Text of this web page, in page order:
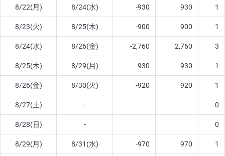
8/22(月) 8/24(水) -930 930 1
8/23(火) 8/25(木) -900 900 1
8/24(水) 8/26(金) -2,760 2,760 3
8/25(木) 8/29(月) -930 930 1
8/26(金) 8/30(火) -920 920 1
8/27(土) - 0
8/28(日) - 0
8/29(月) 8/31(水) -970 970 1